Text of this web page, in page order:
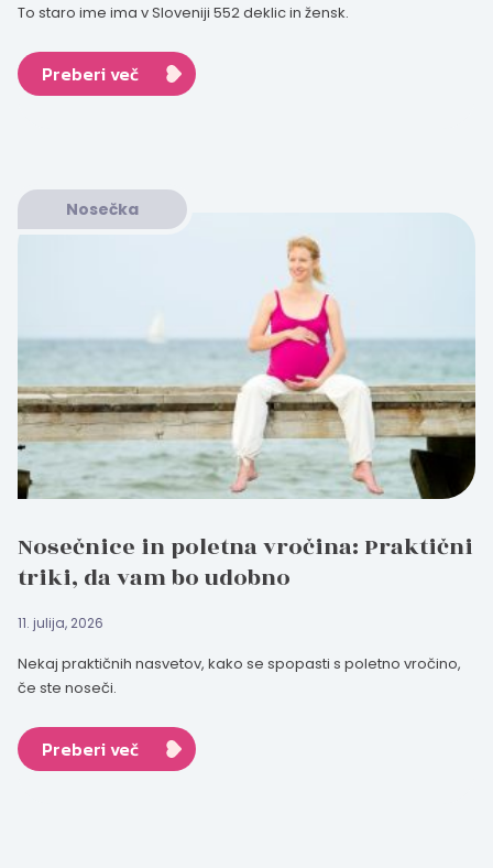
To staro ime ima v Sloveniji 552 deklic in žensk.
Preberi več
Nosečka
Nosečnice in poletna vročina: Praktični
triki, da vam bo udobno
11. julija, 2026
Nekaj praktičnih nasvetov, kako se spopasti s poletno vročino,
če ste noseči.
Preberi več